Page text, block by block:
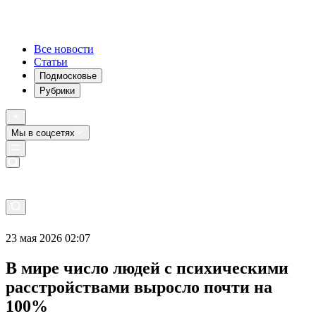
Все новости
Статьи
Подмосковье
Рубрики
Мы в соцсетях
23 мая 2026 02:07
В мире число людей с психическими
расстройствами выросло почти на
100%